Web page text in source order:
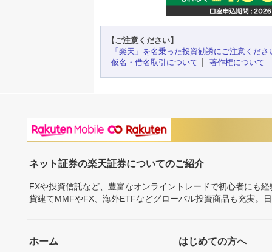
【ご注意ください】
「楽天」を名乗った投資勧誘にご注意くださ
仮名・借名取引について
著作権について
ネット証券の楽天証券についてのご紹介
FXや投資信託など、豊富なオンライントレードで初心者にも
貨建てMMFやFX、海外ETFなどグローバル投資商品も充実。
ホーム はじめての方へ